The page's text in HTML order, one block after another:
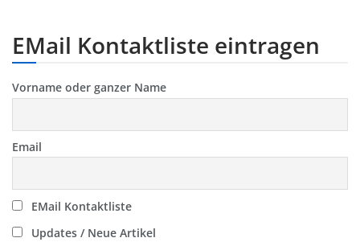
EMail Kontaktliste eintragen
Vorname oder ganzer Name
Email
EMail Kontaktliste
Updates / Neue Artikel